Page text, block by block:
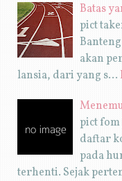
Batas
pict
akan
lansia, dari yang s…
pict
daftar
pada
terhenti. Sejak